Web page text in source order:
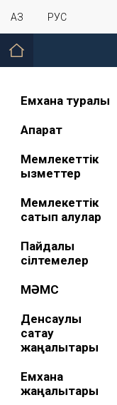
ҚАЗ РУС
Емхана туралы
Ақпарат
Мемлекеттік
қызметтер
Мемлекеттік
сатып алулар
Пайдалы
сілтемелер
МӘМС
Денсаулық
сақтау
жаңалықтары
Емхана
жаңалықтары